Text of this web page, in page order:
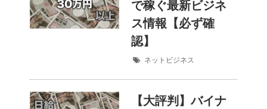
で稼ぐ最新ビジネ
ス情報【必ず確
認】
ネットビジネス
【大評判】バイナ